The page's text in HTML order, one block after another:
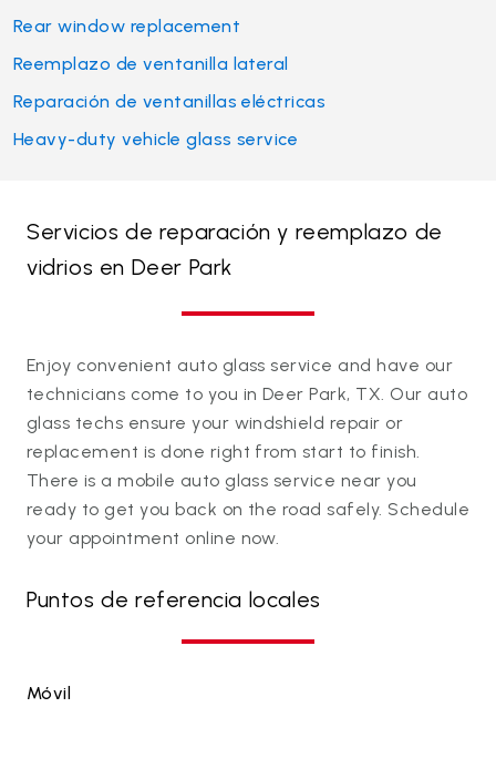
Rear window replacement
Reemplazo de ventanilla lateral
Reparación de ventanillas eléctricas
Heavy-duty vehicle glass service
Servicios de reparación y reemplazo de
vidrios en Deer Park
Enjoy convenient auto glass service and have our
technicians come to you in Deer Park, TX. Our auto
glass techs ensure your windshield repair or
replacement is done right from start to finish.
There is a mobile auto glass service near you
ready to get you back on the road safely. Schedule
your appointment online now.
Puntos de referencia locales
Móvil